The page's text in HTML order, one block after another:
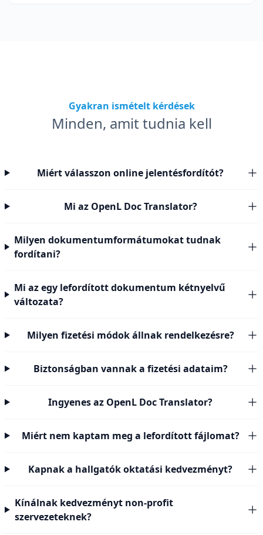
Gyakran ismételt kérdések
Minden, amit tudnia kell
Miért válasszon online jelentésfordítót?
Mi az OpenL Doc Translator?
Milyen dokumentumformátumokat tudnak
fordítani?
Mi az egy lefordított dokumentum kétnyelvű
változata?
Milyen fizetési módok állnak rendelkezésre?
Biztonságban vannak a fizetési adataim?
Ingyenes az OpenL Doc Translator?
Miért nem kaptam meg a lefordított fájlomat?
Kapnak a hallgatók oktatási kedvezményt?
Kínálnak kedvezményt non-profit
szervezeteknek?